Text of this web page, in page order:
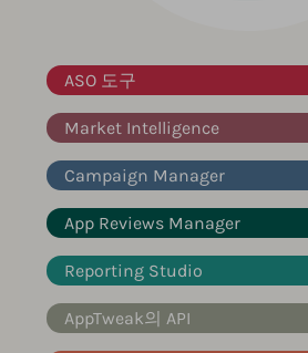
ASO 도구
Market Intelligence
Campaign Manager
App Reviews Manager
Reporting Studio
AppTweak의 API